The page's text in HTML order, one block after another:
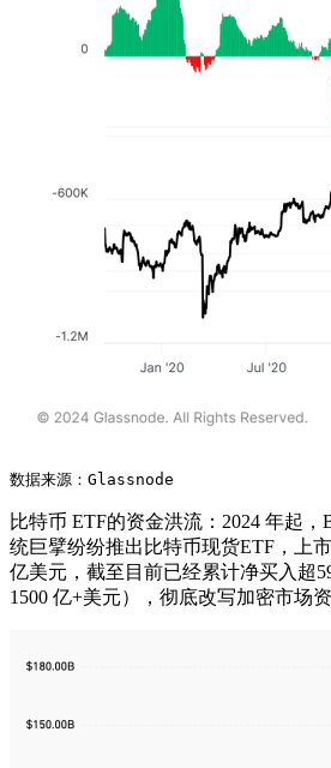
数据来源：Glassnode
比特币 ETF的资金洪流：2024 年起，
统巨擘纷纷推出比特币现货ETF，上
亿美元，截至目前已经累计净买入超
1500 亿+美元），彻底改写加密市场资